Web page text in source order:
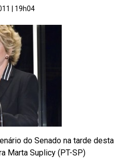
| 19h04
do Senado na tarde desta
Marta Suplicy (PT-SP)